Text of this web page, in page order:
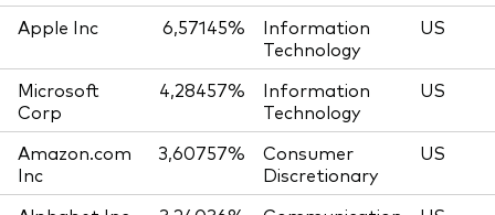
Apple Inc 6,57145%
Information
Technology
US
Microsoft
Corp
4,28457%
Information
Technology
US
Amazon.com
Inc
3,60757%
Consumer
Discretionary
US